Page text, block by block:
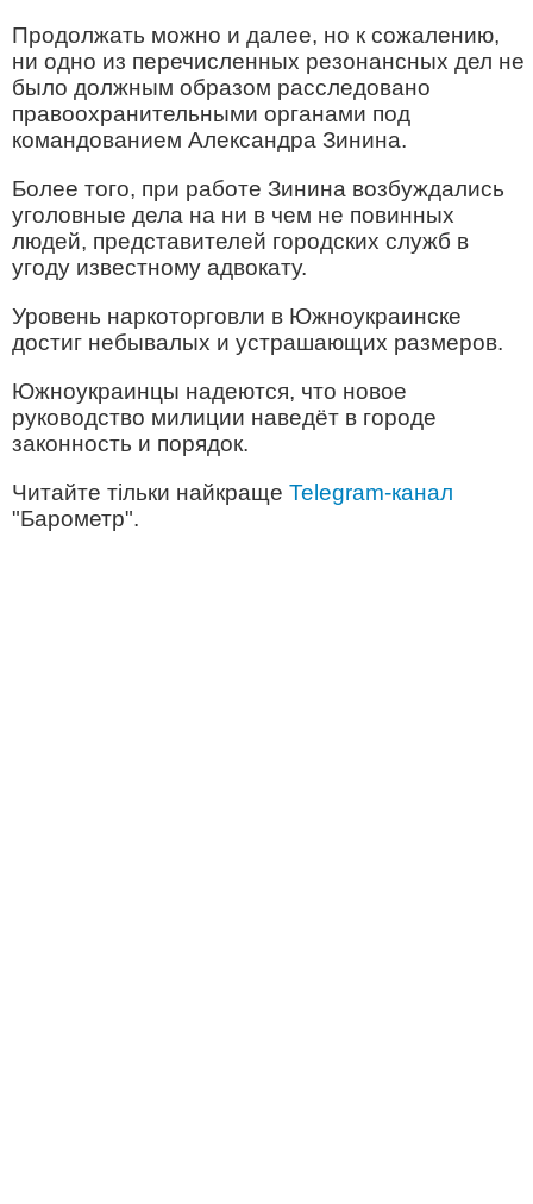
Продолжать можно и далее, но к сожалению,
ни одно из перечисленных резонансных дел не
было должным образом расследовано
правоохранительными органами под
командованием Александра Зинина.
Более того, при работе Зинина возбуждались
уголовные дела на ни в чем не повинных
людей, представителей городских служб в
угоду известному адвокату.
Уровень наркоторговли в Южноукраинске
достиг небывалых и устрашающих размеров.
Южноукраинцы надеются, что новое
руководство милиции наведёт в городе
законность и порядок.
Читайте тільки найкраще Telegram-канал
"Барометр".